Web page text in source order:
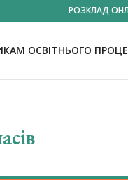
РОЗКЛАД
ОСВІТНЬОГО